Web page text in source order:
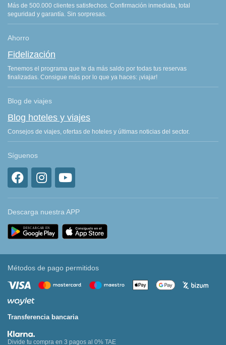
Más de 500.000 clientes satisfechos. Confirmación inmediata, total
seguridad y garantía. Sin sorpresas.
Ahorro
Fidelización
Tenemos el programa que te da más saldo por todas tus reservas
finalizadas. Consigue más por lo que ya haces: ¡viajar!
Blog de viajes
Blog hoteles y viajes
Consejos de viajes, ofertas de hoteles y últimas noticias del sector.
Síguenos
Descarga nuestra APP
Métodos de pago permitidos
Transferencia bancaria
Divide tu compra en 3 pagos al 0% TAE